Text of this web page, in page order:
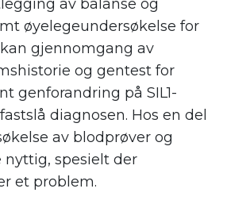
av balanse og
øyelegeundersøkelse for
gjennomgang av
og gentest for
genforandring på SIL1-
diagnosen. Hos en del
av blodprøver og
spesielt der
et problem.